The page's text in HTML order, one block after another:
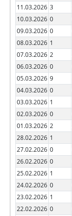
11.03.2026 3
10.03.2026 0
09.03.2026 0
08.03.2026 1
07.03.2026 2
06.03.2026 0
05.03.2026 9
04.03.2026 0
03.03.2026 1
02.03.2026 0
01.03.2026 2
28.02.2026 1
27.02.2026 0
26.02.2026 0
25.02.2026 1
24.02.2026 0
23.02.2026 1
22.02.2026 0